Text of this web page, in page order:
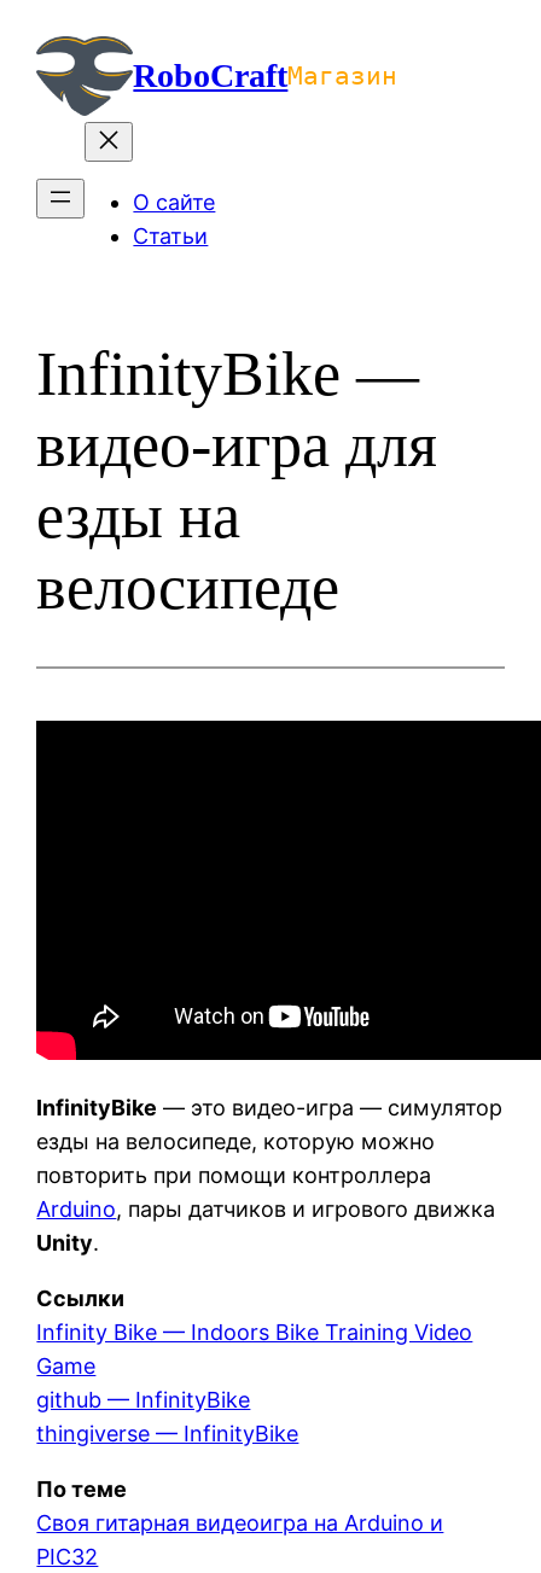
содержимомуRoboCraftМагазин
О сайте
Статьи
InfinityBike —
видео-игра для
езды на
велосипеде
InfinityBike — это видео-игра — симулятор
езды на велосипеде, которую можно
повторить при помощи контроллера
Arduino, пары датчиков и игрового движка
Unity.
Ссылки
Infinity Bike — Indoors Bike Training Video
Game
github — InfinityBike
thingiverse — InfinityBike
По теме
Своя гитарная видеоигра на Arduino и
PIC32